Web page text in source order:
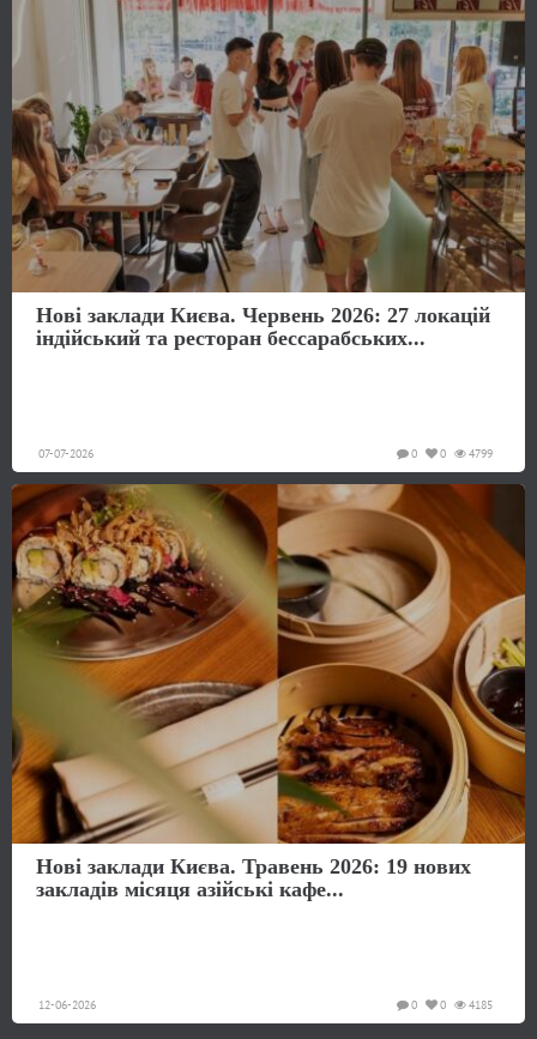
Нові заклади Києва. Червень 2026: 27 локацій
індійський та ресторан бессарабських...
07-07-2026 4799
0
0
Нові заклади Києва. Травень 2026: 19 нових
закладів місяця азійські кафе...
12-06-2026 4185
0
0